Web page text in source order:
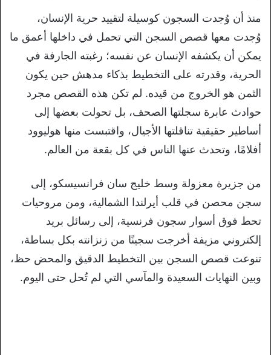
منذ أن وُجدت السجون كوسيلة لتقييد حرية الإنسان،
وُجدت معها قصص السجن التي تحمل في داخلها أعمق ما
يمكن أن يكشفه الإنسان عن نفسه؛ رغبته الجارفة في
الحرية، وقدرته على التخطيط بذكاء مدهش حين يكون
الثمن هو الخروج من قيده. لم تكن هذه القصص مجرد
حوادث عابرة سجلتها الصحف، بل تحولت بعضها إلى
أساطير حقيقية تناقلتها الأجيال، واقتبست منها هوليوود
أفلامًا، وتحدث عنها الناس في كل بقعة من العالم.
من جزيرة معزولة وسط خليج سان فرانسيسكو، إلى
سجن محصن في قلب أيرلندا الشمالية، ومن مروحيات
تحط فوق أسوار سجون فرنسية، إلى رسائل بريد
إلكتروني مزيفة أخرجت سجينًا من زنزانته بكل بساطة،
تنوعت قصص السجن بين التخطيط الدقيق والمحض حظ،
وبين النهايات السعيدة والمآسي التي لم تُحل حتى اليوم.